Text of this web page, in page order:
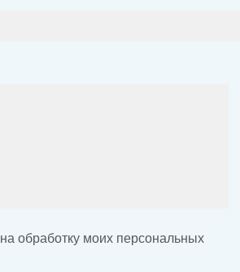
на обработку моих персональных